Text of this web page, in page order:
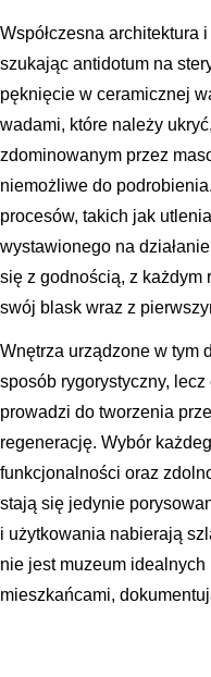
Współczesna
szukając antidotum na
pęknięcie w ceramicznej
wadami, które należy
zdominowanym przez
niemożliwe do
procesów, takich jak
wystawionego na
się z godnością, z każdym
swój blask wraz z
Wnętrza urządzone w tym
sposób rygorystyczny,
prowadzi do tworzenia
regenerację. Wybór
funkcjonalności oraz
stają się jedynie
i użytkowania nabierają
nie jest muzeum
mieszkańcami,